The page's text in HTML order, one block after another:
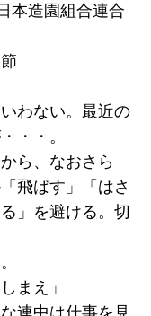
本造園組合連合
わない。最近の
・・。
ら、なおさら
飛ばす」「はさ
」を避ける。切
まえ」
連中は仕事を見